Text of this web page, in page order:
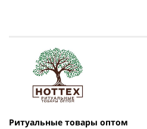
Ритуальные товары оптом